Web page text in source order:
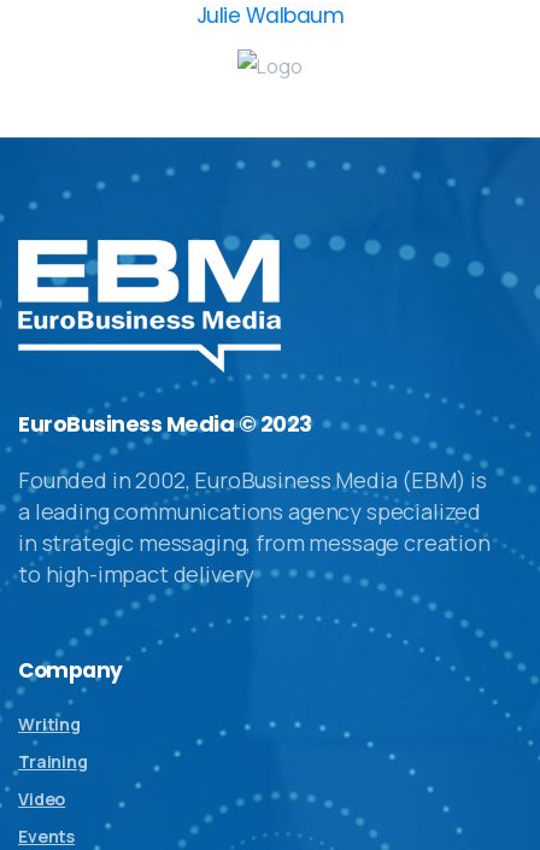
Julie Walbaum
EuroBusiness Media © 2023
Founded in 2002, EuroBusiness Media (EBM) is
a leading communications agency specialized
in strategic messaging, from message creation
to high-impact delivery
Company
Writing
Training
Video
Events